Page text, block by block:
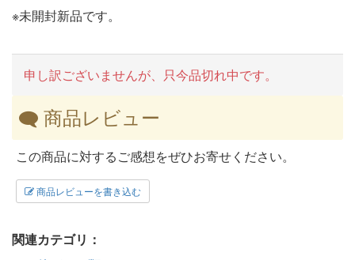
※未開封新品です。
申し訳ございませんが、只今品切れ中です。
商品レビュー
この商品に対するご感想をぜひお寄せください。
商品レビューを書き込む
関連カテゴリ：